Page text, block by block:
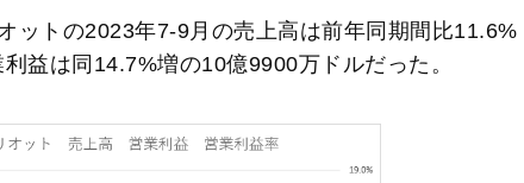
ットの2023年7-9月の売上高は前年同期間比11.6%
益は同14.7%増の10億9900万ドルだった。